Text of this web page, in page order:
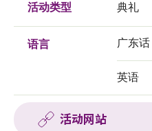
活动类型 典礼
语言 广东话
英语
活动网站